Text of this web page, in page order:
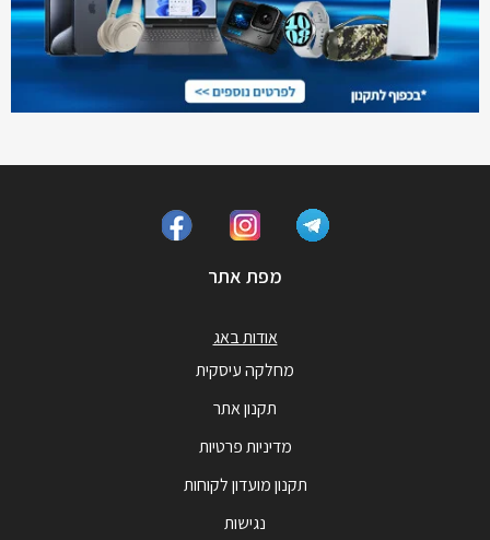
מפת אתר
אודות באג
מחלקה עיסקית
תקנון אתר
מדיניות פרטיות
תקנון מועדון לקוחות
נגישות